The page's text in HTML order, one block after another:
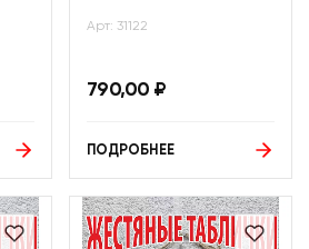
Арт: 31122
790,00 ₽
ПОДРОБНЕЕ